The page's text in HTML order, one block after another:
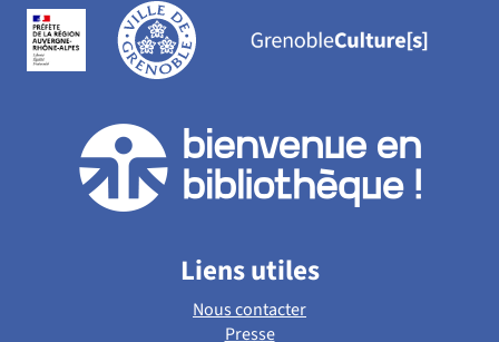
Liens utiles
Nous contacter
Presse